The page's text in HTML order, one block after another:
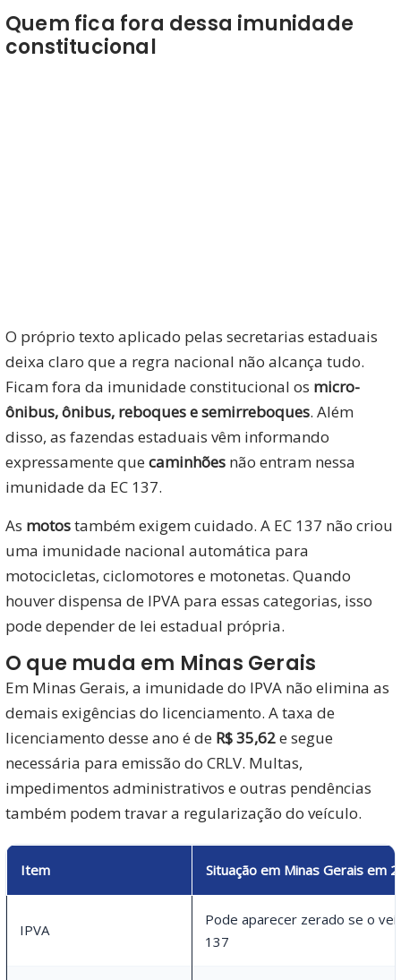
Quem fica fora dessa imunidade
constitucional
O próprio texto aplicado pelas secretarias estaduais
deixa claro que a regra nacional não alcança tudo.
Ficam fora da imunidade constitucional os micro-
ônibus, ônibus, reboques e semirreboques. Além
disso, as fazendas estaduais vêm informando
expressamente que caminhões não entram nessa
imunidade da EC 137.
As motostambém exigem cuidado. A EC 137 não criou
uma imunidade nacional automática para
motocicletas, ciclomotores e motonetas. Quando
houver dispensa de IPVA para essas categorias, isso
pode depender de lei estadual própria.
O que muda em Minas Gerais
Em Minas Gerais, a imunidade do IPVA não elimina as
demais exigências do licenciamento. A taxa de
licenciamento desse ano é de R$ 35,62e segue
necessária para emissão do CRLV. Multas,
impedimentos administrativos e outras pendências
também podem travar a regularização do veículo.
Item Situação em Minas Gerais em
IPVA
Pode aparecer zerado se o
137